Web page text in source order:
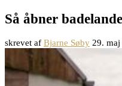
Så åbner
skrevet af Bjarne Søby 29. maj